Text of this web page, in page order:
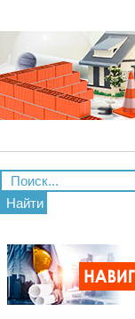
Найти